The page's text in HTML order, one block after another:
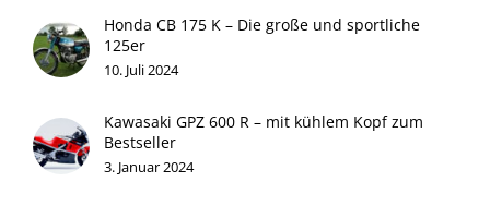
Honda CB 175 K – Die große und sportliche
125er
10. Juli 2024
Kawasaki GPZ 600 R – mit kühlem Kopf zum
Bestseller
3. Januar 2024